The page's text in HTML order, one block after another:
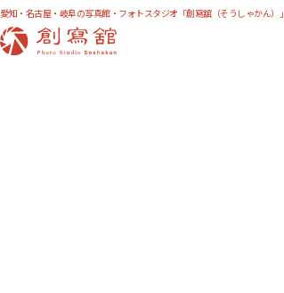
愛知・名古屋・岐阜の写真館・フォトスタジオ「創寫舘（そうしゃかん）」